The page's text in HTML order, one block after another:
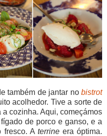
também de jantar no bistrot
acolhedor. Tive a sorte de
cozinha. Aqui, começámos
de porco e ganso, e a
fresco. A terrineera óptima.